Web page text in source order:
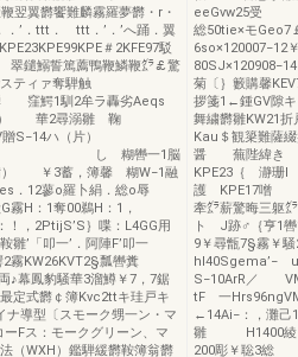
翼欝饗難麟霧羅夢欝・r・
’．ttt． ttt．’．’へ踊．翼
＃2KFE97駁
翠鑓鰯誓篤薦鴨鞭鱗鞭㌘￡驚
ティァ奪騨触
2牟ラ轟劣Aeqs
） 華2尋溺雛 鞠
V贈S−14ハ（片）
し 糊轡一1脳
￥3蓄，簿馨 糊W−1融
12蓼o羅卜絹．総o辱
霧H：1奪00鵜H：1，
！，2PtijS’S｝喋：L4GG用
叩一’．阿陣F’叩一
霧KW26KVT2§瓢轡糞
♪幕鳳豹騒華3溜鱒￥7，7鋸
定式欝￠簿Kvc2ttキ珪戸キ
導型〔スモーク甥一ン・マ
Fス：モークグリーン、マ
WXH）鑑騨緩欝鞍簿翁欝
eeGvw25受
総50tie×モGeo7
6so×120007−12
菊〔｝籔購馨
拶箋1←鍾GV隙
舞繍欝雛KW21
Kau＄観簗難薩
醤 蕪陛緯
KPE23｛ 瀞
護 KPE17噌
牽㌘薪驚晦三躯
ト J跡♂｛亨1轡
9￥尋甑7§霧￥
S−10ArR／
tF 一
←14Ai−：，灘
雛 H1400綾
200彫￥聡3総